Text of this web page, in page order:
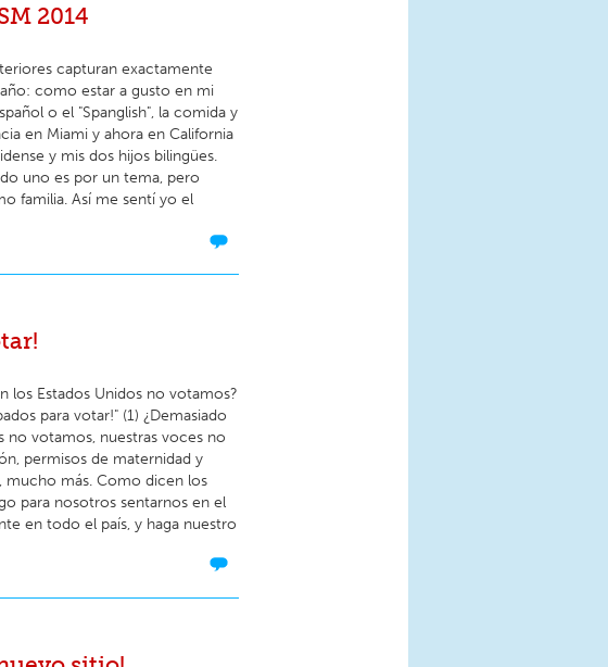
2014
capturan exactamente
como estar a gusto en mi
o el "Spanglish", la comida y
en Miami y ahora en California
y mis dos hijos bilingües.
uno es por un tema, pero
familia. Así me sentí yo el
los Estados Unidos no votamos?
para votar!" (1) ¿Demasiado
no votamos, nuestras voces no
permisos de maternidad y
mucho más. Como dicen los
para nosotros sentarnos en el
en todo el país, y haga nuestro